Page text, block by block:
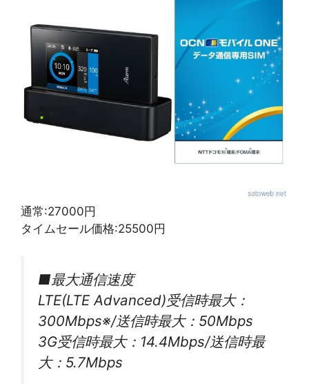
通常:27000円
タイムセール価格:25500円
■最大通信速度
LTE(LTE Advanced)受信時最大：
300Mbps※/送信時最大：50Mbps
3G受信時最大：14.4Mbps/送信時最
大：5.7Mbps